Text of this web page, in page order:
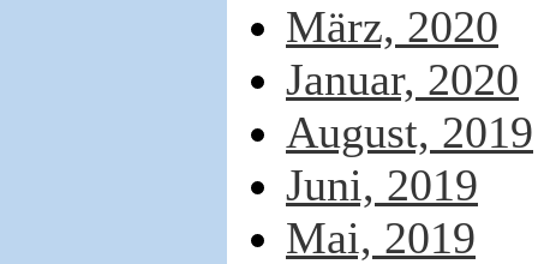
März, 2020
Januar, 2020
August, 2019
Juni, 2019
Mai, 2019